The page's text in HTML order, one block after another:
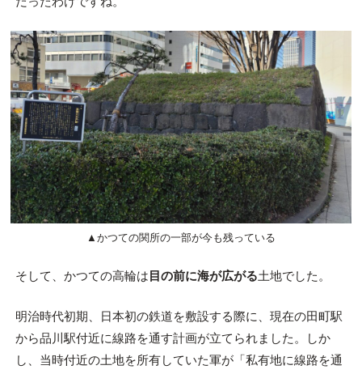
▲かつての関所の一部が今も残っている
そして、かつての高輪は 目の前に海が広がる土地でした。
明治時代初期、日本初の鉄道を敷設する際に、現在の田町駅
から品川駅付近に線路を通す計画が立てられました。しか
し、当時付近の土地を所有していた軍が「私有地に線路を通